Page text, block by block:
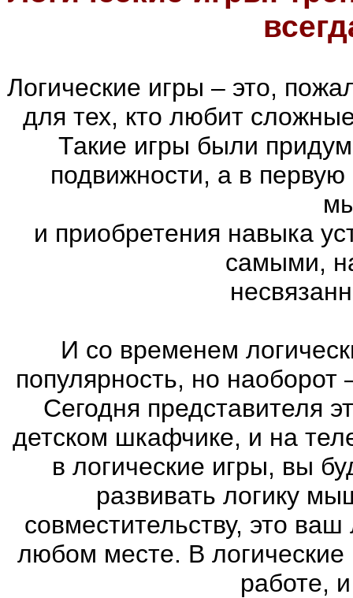
Логические игры – это,
для тех, кто любит
Такие игры были
подвижности, а в первую
и приобретения навыка
самыми,
И со временем
популярность, но наоборот
Сегодня представителя
детском шкафчике, и на
в логические игры, вы
развивать логику
совместительству, это
любом месте. В
работе,